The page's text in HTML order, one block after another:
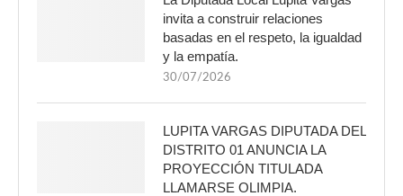
invita a construir relaciones
basadas en el respeto, la igualdad
y la empatía.
30/07/2026
LUPITA VARGAS DIPUTADA DEL
DISTRITO 01 ANUNCIA LA
PROYECCIÓN TITULADA
LLAMARSE OLIMPIA.